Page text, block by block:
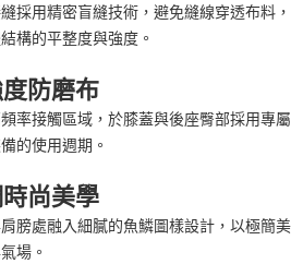
採用精密盲縫技術，避免縫線穿透布料
構的平整度與強度。
防磨布
率接觸區域，於膝蓋與後座臀部採用專
的使用週期。
尚美學
膀處融入細膩的魚鱗圖樣設計，以極簡
場。